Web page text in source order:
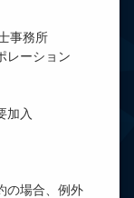
務所
ーション
入
場合、例外